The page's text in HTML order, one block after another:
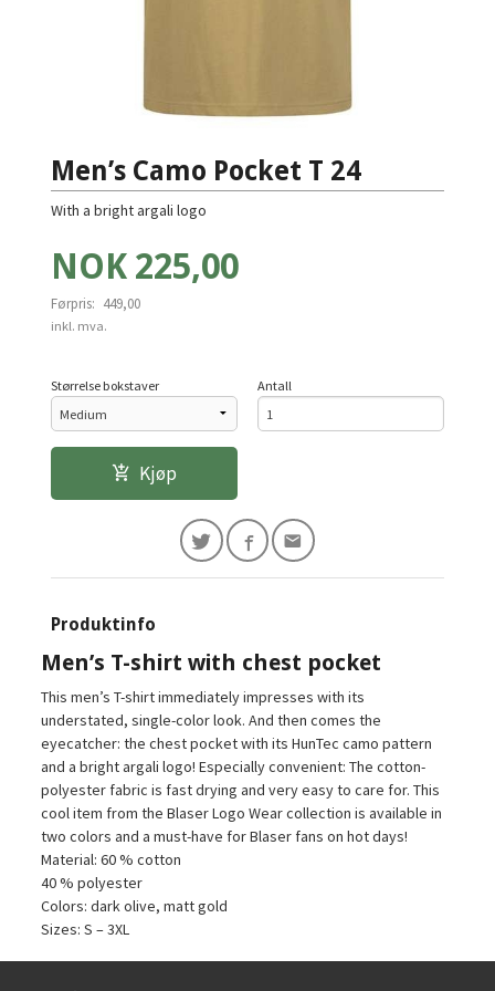
Men’s Camo Pocket T 24
With a bright argali logo
Tilbud
NOK 225,00
Førpris: 449,00
Rabatt
inkl. mva.
Størrelse bokstaver Antall
Kjøp
Produktinfo
Men’s T-shirt with chest pocket
This men’s T-shirt immediately impresses with its
understated, single-color look. And then comes the
eyecatcher: the chest pocket with its HunTec camo pattern
and a bright argali logo! Especially convenient: The cotton-
polyester fabric is fast drying and very easy to care for. This
cool item from the Blaser Logo Wear collection is available in
two colors and a must-have for Blaser fans on hot days!
Material: 60 % cotton
40 % polyester
Colors: dark olive, matt gold
Sizes: S – 3XL